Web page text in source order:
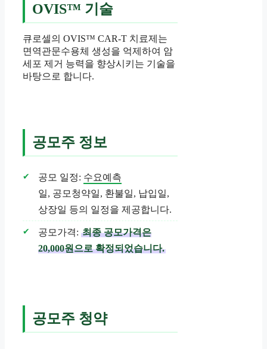
OVIS™ 기술
큐로셀의 OVIS™ CAR-T 치료제는
면역관문수용체 생성을 억제하여 암
세포 제거 능력을 향상시키는 기술을
바탕으로 합니다.
공모주 정보
공모 일정: 수요예측
일, 공모청약일, 환불일, 납입일,
상장일 등의 일정을 제공합니다.
공모가격: 최종 공모가격은
20,000원으로 확정되었습니다.
공모주 청약